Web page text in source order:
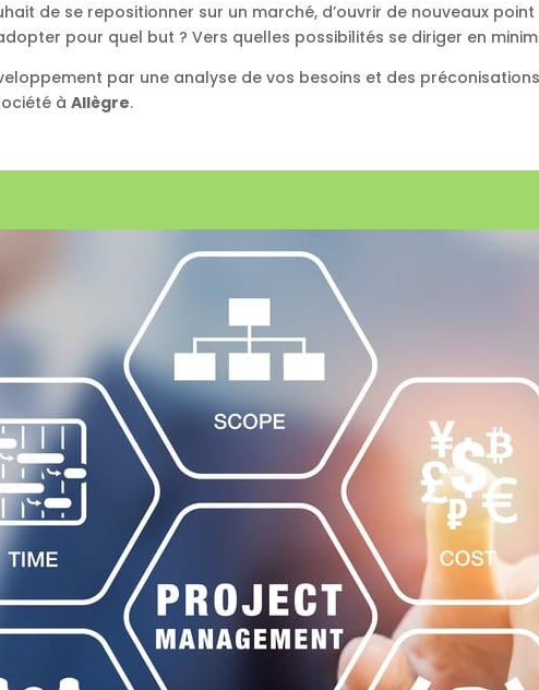
de se repositionner sur un marché, d’ouvrir de nouveaux
pour quel but ? Vers quelles possibilités se diriger en
par une analyse de vos besoins et des
àAllègre.